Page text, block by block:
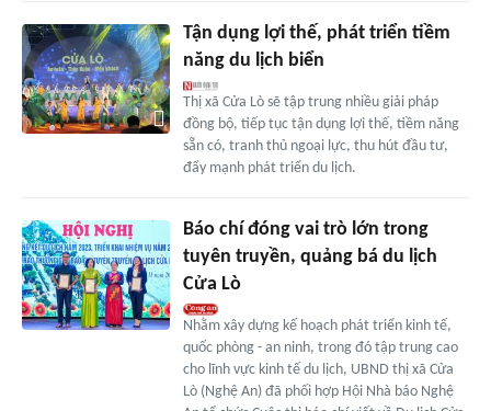
Tận dụng lợi thế, phát triển tiềm
năng du lịch biển
Thị xã Cửa Lò sẽ tập trung nhiều giải pháp
đồng bộ, tiếp tục tận dụng lợi thế, tiềm năng
sẵn có, tranh thủ ngoại lực, thu hút đầu tư,
đẩy mạnh phát triển du lịch.
Báo chí đóng vai trò lớn trong
tuyên truyền, quảng bá du lịch
Cửa Lò
Nhằm xây dựng kế hoạch phát triển kinh tế,
quốc phòng - an ninh, trong đó tập trung cao
cho lĩnh vực kinh tế du lịch, UBND thị xã Cửa
Lò (Nghệ An) đã phối hợp Hội Nhà báo Nghệ